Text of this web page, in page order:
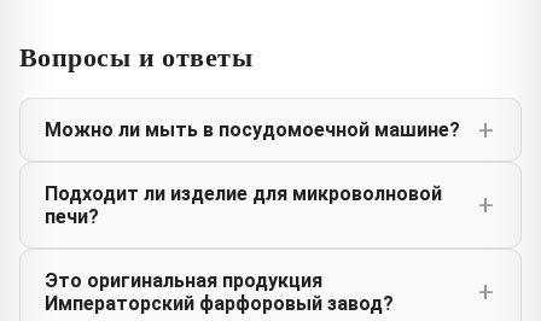
Вопросы и ответы
Можно ли мыть в посудомоечной машине?
Подходит ли изделие для микроволновой
печи?
Это оригинальная продукция
Императорский фарфоровый завод?